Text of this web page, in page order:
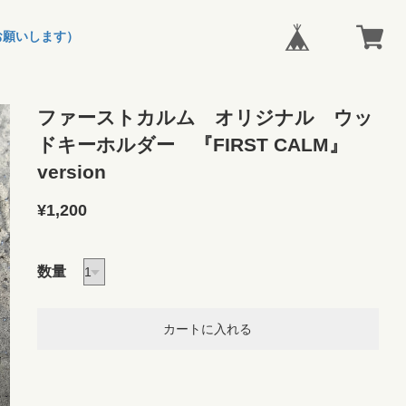
いします）
ファーストカルム オリジナル ウッ
ドキーホルダー 『FIRST CALM』
version
¥1,200
数量